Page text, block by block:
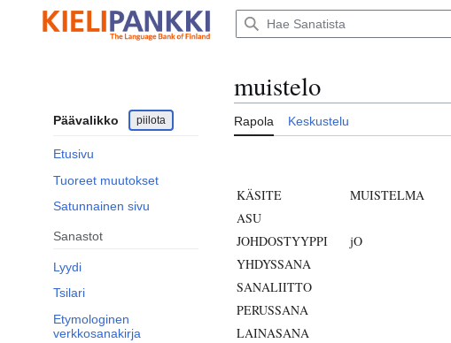
sisältöön
Päävalikko piilota
Etusivu
Tuoreet muutokset
Satunnainen sivu
Sanastot
Lyydi
Tsilari
Etymologinen
verkkosanakirja
muistelo
Rapola Keskustelu
KÄSITE
MUISTELMA
ASU
JOHDOSTYYPPI
jO
YHDYSSANA
SANALIITTO
PERUSSANA
LAINASANA